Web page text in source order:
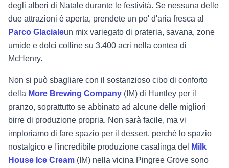
degli alberi di Natale durante le festività. Se nessuna delle
due attrazioni è aperta, prendete un po' d'aria fresca al
Parco Glacialeun mix variegato di prateria, savana, zone
umide e dolci colline su 3.400 acri nella contea di
McHenry.
Non si può sbagliare con il sostanzioso cibo di conforto
della More Brewing Company (IM) di Huntley per il
pranzo, soprattutto se abbinato ad alcune delle migliori
birre di produzione propria. Non sarà facile, ma vi
imploriamo di fare spazio per il dessert, perché lo spazio
nostalgico e l'incredibile produzione casalinga del
Milk
House Ice Cream (IM) nella vicina Pingree Grove sono